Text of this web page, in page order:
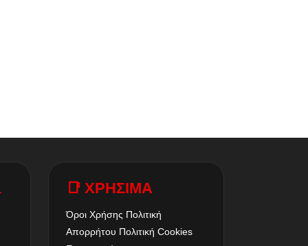
📑 ΧΡΗΣΙΜΑ
Όροι Χρήσης Πολιτική
Απορρήτου Πολιτική Cookies